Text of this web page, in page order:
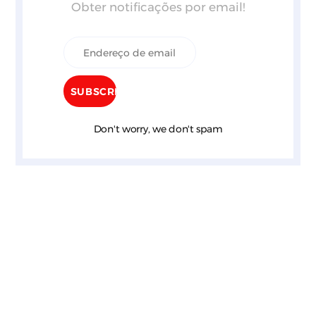
Obter notificações por email!
Don't worry, we don't spam